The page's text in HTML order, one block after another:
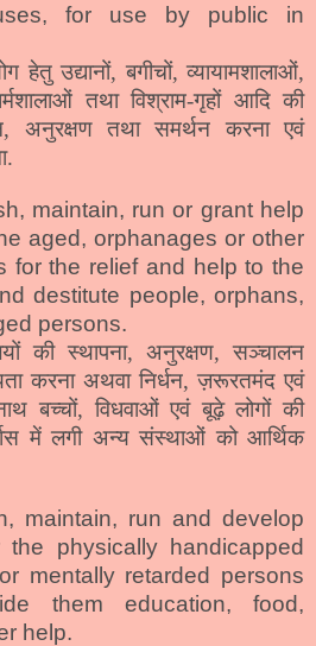
for use by public in
उद्यानों, बगीचों, व्यायामशालाओं,
तथा विश्राम-गृहों आदि की
अनुरक्षण तथा समर्थन करना एवं
maintain, run or grant help
aged, orphanages or other
for the relief and help to the
destitute people, orphans,
persons.
की स्थापना, अनुरक्षण, सञ्चालन
करना अथवा निर्धन, ज़रूरतमंद एवं
बच्चों, विधवाओं एवं बूढ़े लोगों की
में लगी अन्य संस्थाओं को आर्थिक
maintain, run and develop
the physically handicapped
mentally retarded persons
them education, food,
help.